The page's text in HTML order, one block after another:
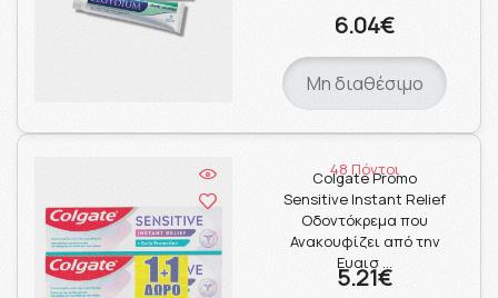
6.04€
Μη διαθέσιμο
48 Πόντοι
Colgate Promo
Sensitive Instant Relief
Οδοντόκρεμα που
Ανακουφίζει από την
Ευαισ …
5.21€